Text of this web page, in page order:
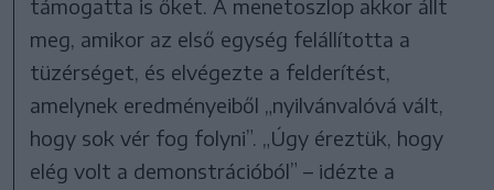
támogatta is őket. A menetoszlop akkor állt
meg, amikor az első egység felállította a
tüzérséget, és elvégezte a felderítést,
amelynek eredményeiből „nyilvánvalóvá vált,
hogy sok vér fog folyni”. „Úgy éreztük, hogy
elég volt a demonstrációból” – idézte a